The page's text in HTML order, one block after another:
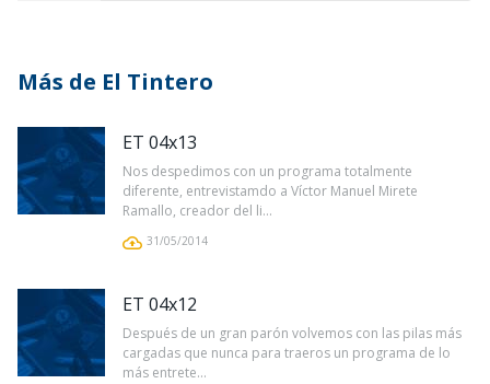
Más de El Tintero
ET 04x13
Nos despedimos con un programa totalmente
diferente, entrevistamdo a Víctor Manuel Mirete
Ramallo, creador del li...
31/05/2014
ET 04x12
Después de un gran parón volvemos con las pilas más
cargadas que nunca para traeros un programa de lo
más entrete...